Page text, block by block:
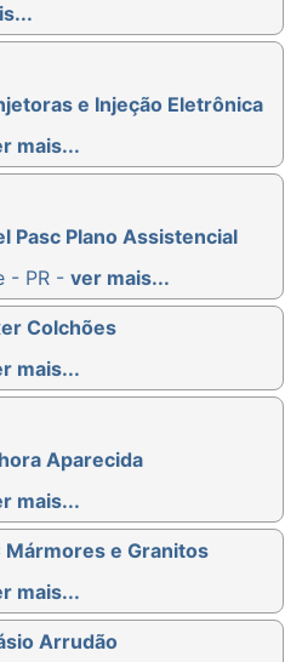
e Injeção Eletrônica
mais...
Pasc Plano Assistencial
- PR - ver mais...
Colchões
mais...
Aparecida
mais...
Mármores e Granitos
mais...
Arrudão